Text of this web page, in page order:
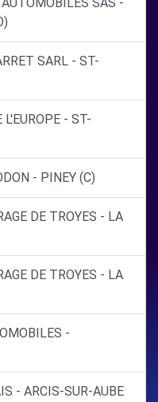
SARL - ST-
- ST-
- PINEY (C)
DE TROYES - LA
DE TROYES - LA
-
- ARCIS-SUR-AUBE